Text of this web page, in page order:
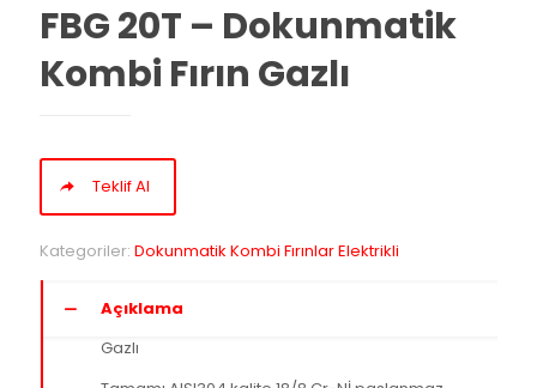
FBG 20T – Dokunmatik
Kombi Fırın Gazlı
Teklif Al
Kategoriler: Dokunmatik Kombi Fırınlar Elektrikli
Açıklama
Gazlı